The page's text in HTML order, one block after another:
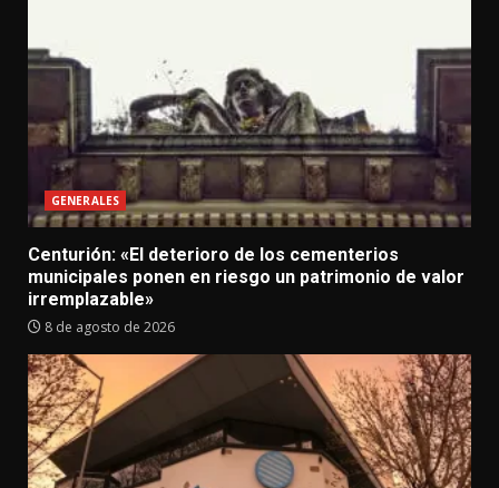
GENERALES
Centurión: «El deterioro de los cementerios
municipales ponen en riesgo un patrimonio de valor
irremplazable»
8 de agosto de 2026